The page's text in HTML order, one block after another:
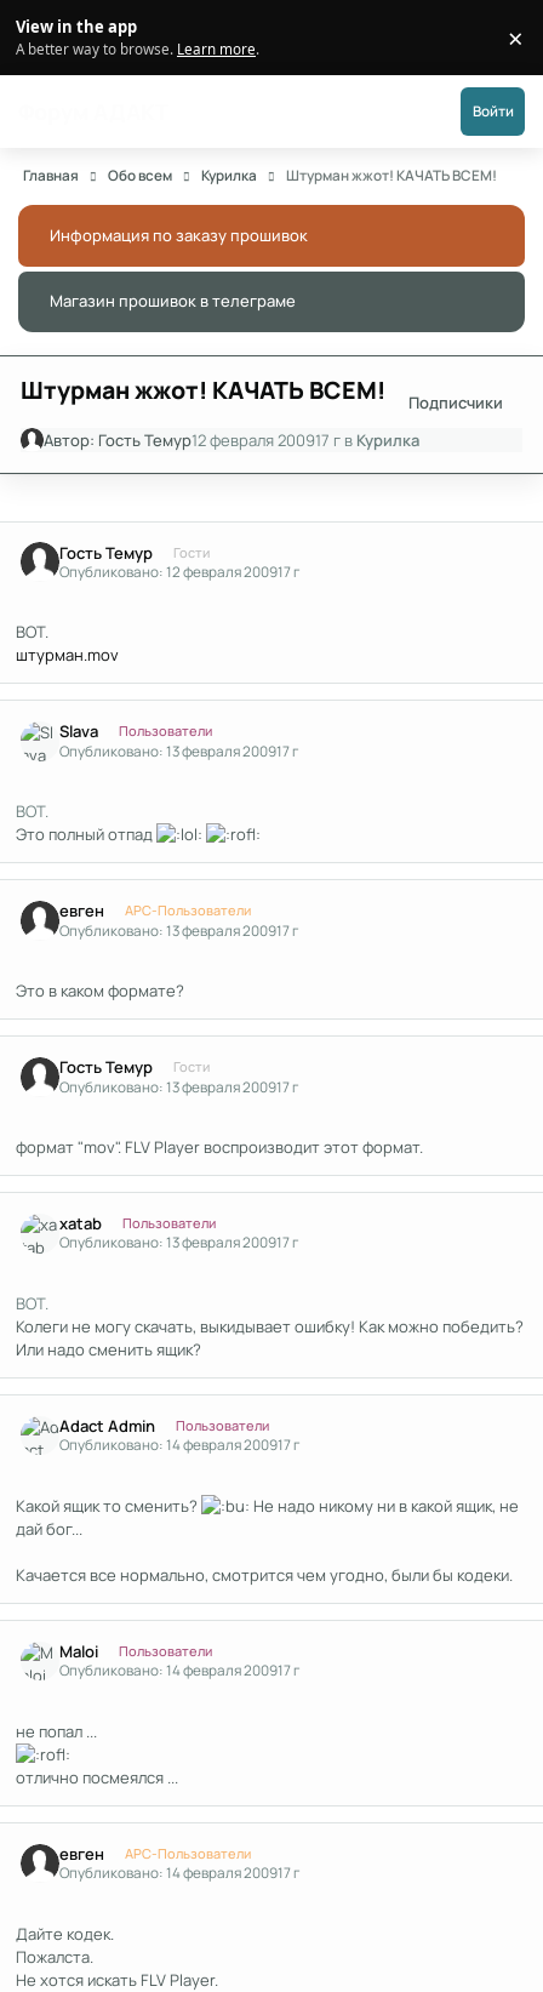
View in the app
A better way to browse. Learn more. ×
Войти
Главная Обо всем Курилка Штурман жжот! КАЧАТЬ ВСЕМ!
Информация по заказу прошивок
Магазин прошивок в телеграме
Штурман жжот! КАЧАТЬ ВСЕМ!
Подписчики
Автор: Гость Темур12 февраля 200917 г в Курилка
Гость Темур Гости
Опубликовано:12 февраля 200917 г
ВОТ.
штурман.mov
Slava Пользователи
Опубликовано:13 февраля 200917 г
ВОТ.
Это полный отпад
евген APC-Пользователи
Опубликовано:13 февраля 200917 г
Это в каком формате?
Гость Темур Гости
Опубликовано:13 февраля 200917 г
формат "mov". FLV Player воспроизводит этот формат.
xatab Пользователи
Опубликовано:13 февраля 200917 г
ВОТ.
Колеги не могу скачать, выкидывает ошибку! Как можно победить?
Или надо сменить ящик?
Adact Admin Пользователи
Опубликовано:14 февраля 200917 г
Какой ящик то сменить?
Не надо никому ни в какой ящик, не
дай бог...
Качается все нормально, смотрится чем угодно, были бы кодеки.
Maloi Пользователи
Опубликовано:14 февраля 200917 г
не попал ...
отлично посмеялся ...
евген APC-Пользователи
Опубликовано:14 февраля 200917 г
Дайте кодек.
Пожалста.
Не хотся искать FLV Player.